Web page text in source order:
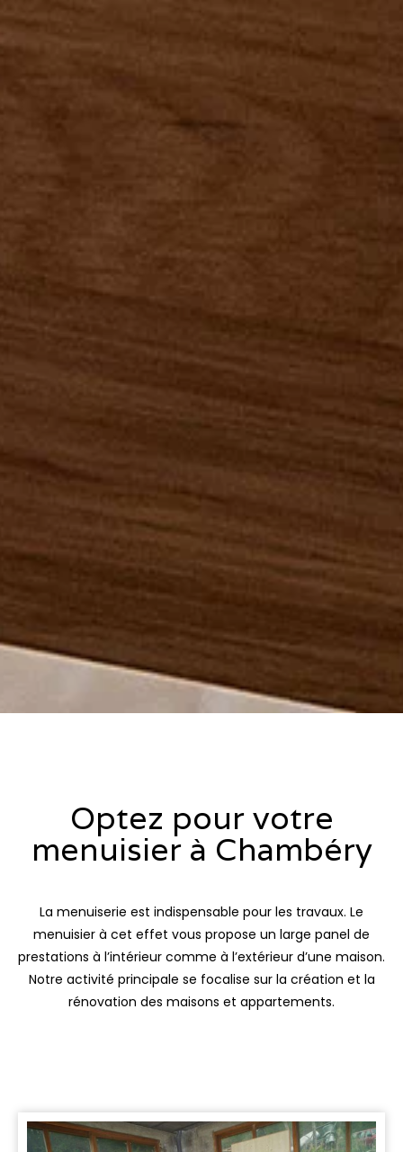
Optez pour votre
menuisier à Chambéry
La menuiserie est indispensable pour les travaux. Le
menuisier à cet effet vous propose un large panel de
prestations à l’intérieur comme à l’extérieur d’une maison.
Notre activité principale se focalise sur la création et la
rénovation des maisons et appartements.